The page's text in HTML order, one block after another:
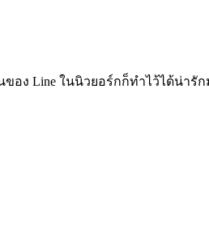
อง Line ในนิวยอร์กก็ทำไว้ได้น่ารั